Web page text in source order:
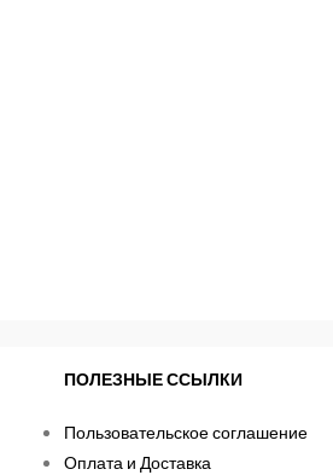
ПОЛЕЗНЫЕ ССЫЛКИ
Пользовательское соглашение
Оплата и Доставка